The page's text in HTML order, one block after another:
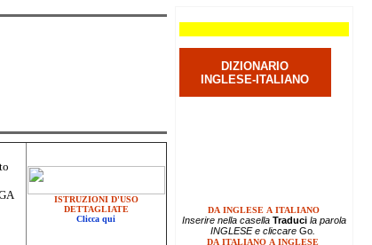
ISTRUZIONI D'USO
DETTAGLIATE
Clicca qui
DIZIONARIO
INGLESE-ITALIANO
DA INGLESE A ITALIANO
Inserire nella casella Traducila parola
INGLESE e cliccare Go.
DA ITALIANO A INGLESE